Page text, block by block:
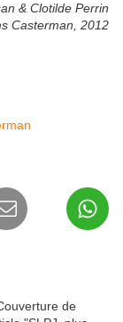
& Clotilde Perrin
Casterman, 2012